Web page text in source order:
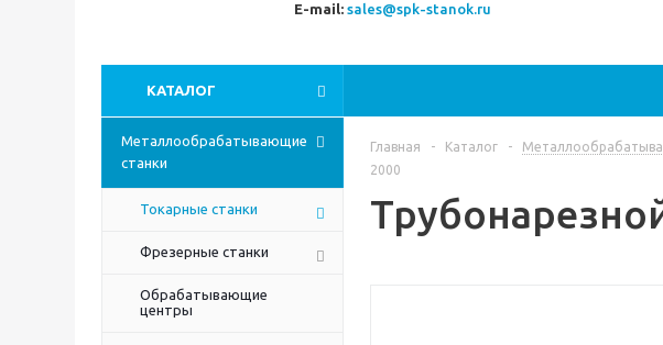
E-mail: sales@spk-stanok.ru
КАТАЛОГ
Металлообрабатывающие
станки
Токарные станки
Фрезерные станки
Обрабатывающие
центры
Главная - Каталог -
2000